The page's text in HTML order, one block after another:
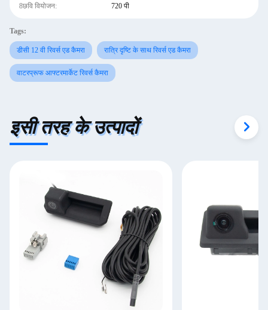
8छवि वियोजन: 720 पी
Tags:
डीसी 12 वी रिवर्स एड कैमरा रात्रि दृष्टि के साथ रिवर्स एड कैमरा
वाटरप्रूफ आफ्टरमार्केट रिवर्स कैमरा
इसी तरह के उत्पादों